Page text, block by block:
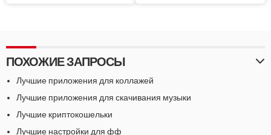
ПОХОЖИЕ ЗАПРОСЫ
Лучшие приложения для коллажей
Лучшие приложения для скачивания музыки
Лучшие криптокошельки
Лучшие настройки для фф